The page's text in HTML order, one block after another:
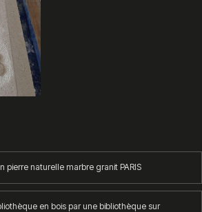
pierre naturelle marbre granit PARIS
en bois par une bibliothèque sur